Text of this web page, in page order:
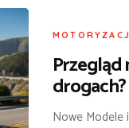
Przegląd
drogach?
Nowe Modele